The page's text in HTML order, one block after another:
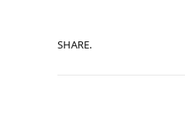
SHARE.